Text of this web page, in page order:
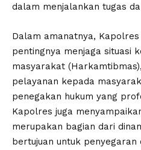
dalam menjalankan tugas
Dalam amanatnya,
pentingnya menjaga situasi
masyarakat
pelayanan kepada
penegakan hukum yang
Kapolres juga
merupakan bagian dari
bertujuan untuk